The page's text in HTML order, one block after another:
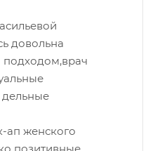
довольна
дельные
ап женского